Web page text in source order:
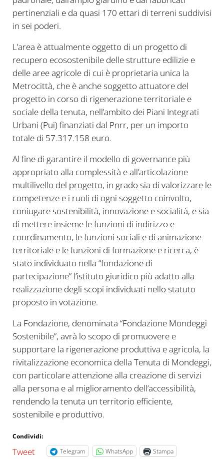
pertinenziali e da quasi 170 ettari di terreni suddivisi
in sei poderi.
L’area è attualmente oggetto di un progetto di
recupero ecosostenibile delle strutture edilizie e
delle aree agricole di cui è proprietaria unica la
Metrocittà, che è anche soggetto attuatore del
progetto in corso di rigenerazione territoriale e
sociale della tenuta, nell’ambito dei Piani Integrati
Urbani (Pui) finanziati dal Pnrr, per un importo
totale di 57.317.158 euro.
Al fine di garantire il modello di governance più
appropriato alla complessità e all’articolazione
multilivello del progetto, in grado sia di valorizzare le
competenze e i ruoli di ogni soggetto coinvolto,
coniugare sostenibilità, innovazione e socialità, e sia
di mettere insieme le funzioni di indirizzo e
coordinamento, le funzioni sociali e di animazione
territoriale e le funzioni di formazione e ricerca, è
stato individuato nella “fondazione di
partecipazione” l’istituto giuridico più adatto alla
realizzazione degli scopi individuati nello statuto
proposto in votazione.
La Fondazione, denominata “Fondazione Mondeggi
Sostenibile”, avrà lo scopo di promuovere e
supportare la rigenerazione produttiva e agricola, la
rivitalizzazione economica della Tenuta di Mondeggi,
con particolare attenzione alla creazione di servizi
alla persona e al miglioramento dell’accessibilità,
rendendo la tenuta un territorio efficiente,
sostenibile e produttivo.
Condividi:
Tweet Telegram WhatsApp Stampa